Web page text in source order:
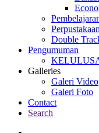
Double
Pengumuman
Galleries
Galeri Video
Galeri Foto
Contact
Search